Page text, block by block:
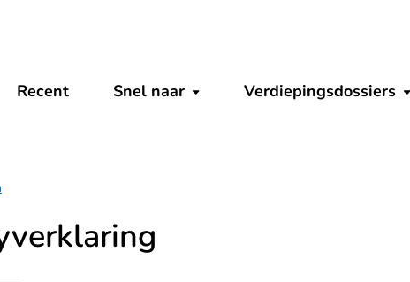
Recent Snel naar Submenu tonen
Verdiepingsdossiers